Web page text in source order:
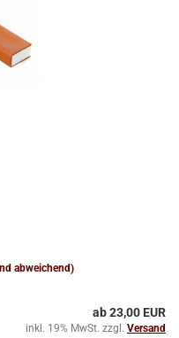
abweichend)
ab 23,00 EUR
inkl. 19% MwSt. zzgl. Versand